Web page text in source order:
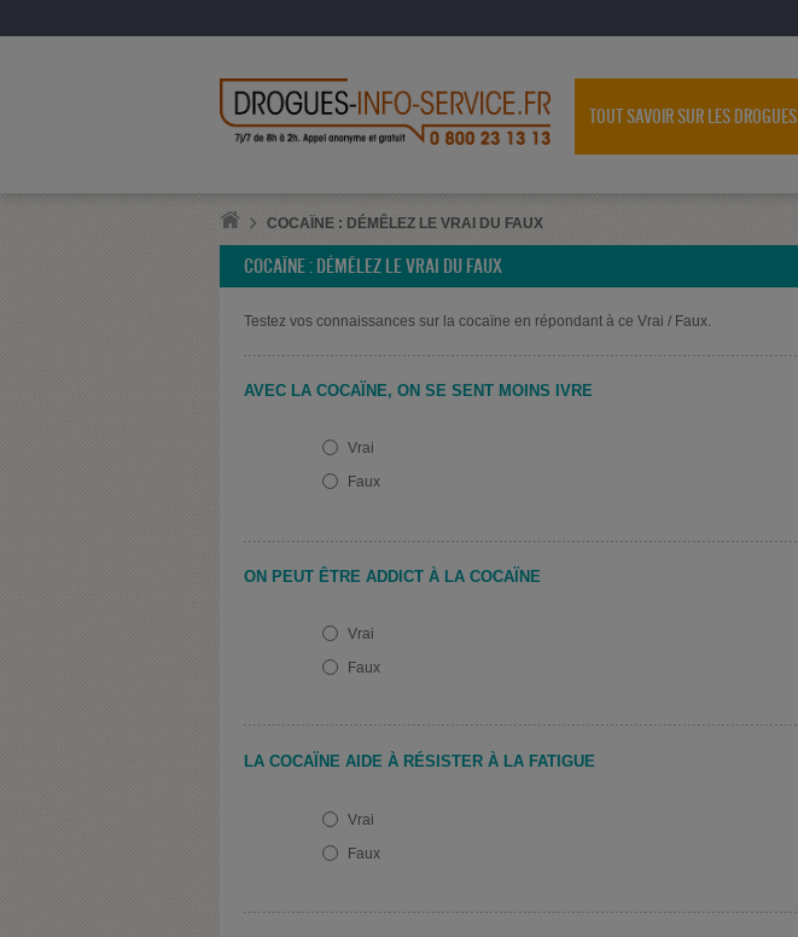
TOUT SAVOIR SUR LES DROGUES
COCAÏNE : DÉMÊLEZ LE VRAI DU FAUX
COCAÏNE : DÉMÊLEZ LE VRAI DU FAUX
Testez vos connaissances sur la cocaïne en répondant à ce Vrai / Faux.
AVEC LA COCAÏNE, ON SE SENT MOINS IVRE
Vrai
Faux
ON PEUT ÊTRE ADDICT À LA COCAÏNE
Vrai
Faux
LA COCAÏNE AIDE À RÉSISTER À LA FATIGUE
Vrai
Faux